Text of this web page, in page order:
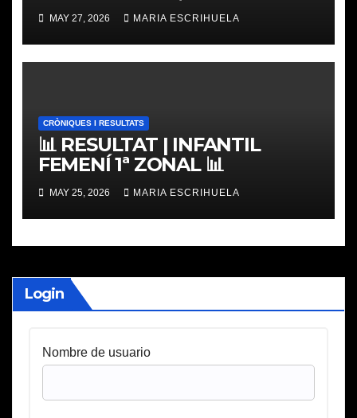
PLACES
MAY 27, 2026 MARIA ESCRIHUELA
CRÒNIQUES I RESULTATS
📊 RESULTAT | INFANTIL
FEMENÍ 1ª ZONAL 📊
MAY 25, 2026 MARIA ESCRIHUELA
Login
Nombre de usuario